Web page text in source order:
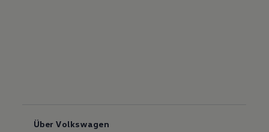
Über Volkswagen